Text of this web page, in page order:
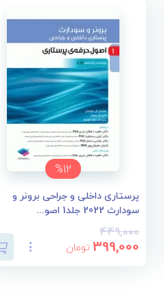
%12
پرستاری داخلی و جراحی برونر و
سودارث 2022 جلد1 اصو...
449,000
399,000 تومان